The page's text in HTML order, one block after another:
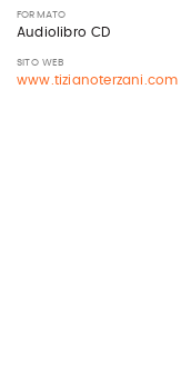
FORMATO
Audiolibro CD
SITO WEB
www.tizianoterzani.com